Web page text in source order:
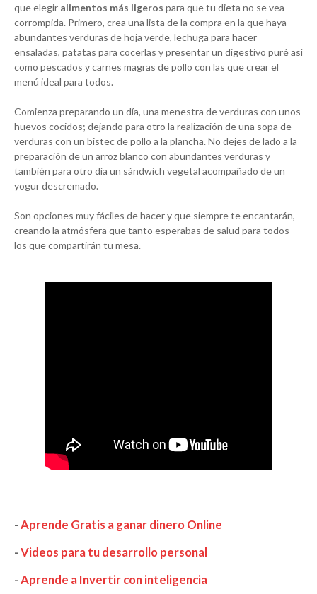
que elegir alimentos más ligeros para que tu dieta no se vea
corrompida. Primero, crea una lista de la compra en la que haya
abundantes verduras de hoja verde, lechuga para hacer
ensaladas, patatas para cocerlas y presentar un digestivo puré así
como pescados y carnes magras de pollo con las que crear el
menú ideal para todos.
Comienza preparando un día, una menestra de verduras con unos
huevos cocidos; dejando para otro la realización de una sopa de
verduras con un bistec de pollo a la plancha. No dejes de lado a la
preparación de un arroz blanco con abundantes verduras y
también para otro día un sándwich vegetal acompañado de un
yogur descremado.
Son opciones muy fáciles de hacer y que siempre te encantarán,
creando la atmósfera que tanto esperabas de salud para todos
los que compartirán tu mesa.
-Aprende Gratis a ganar dinero Online
-Videos para tu desarrollo personal
-Aprende a Invertir con inteligencia